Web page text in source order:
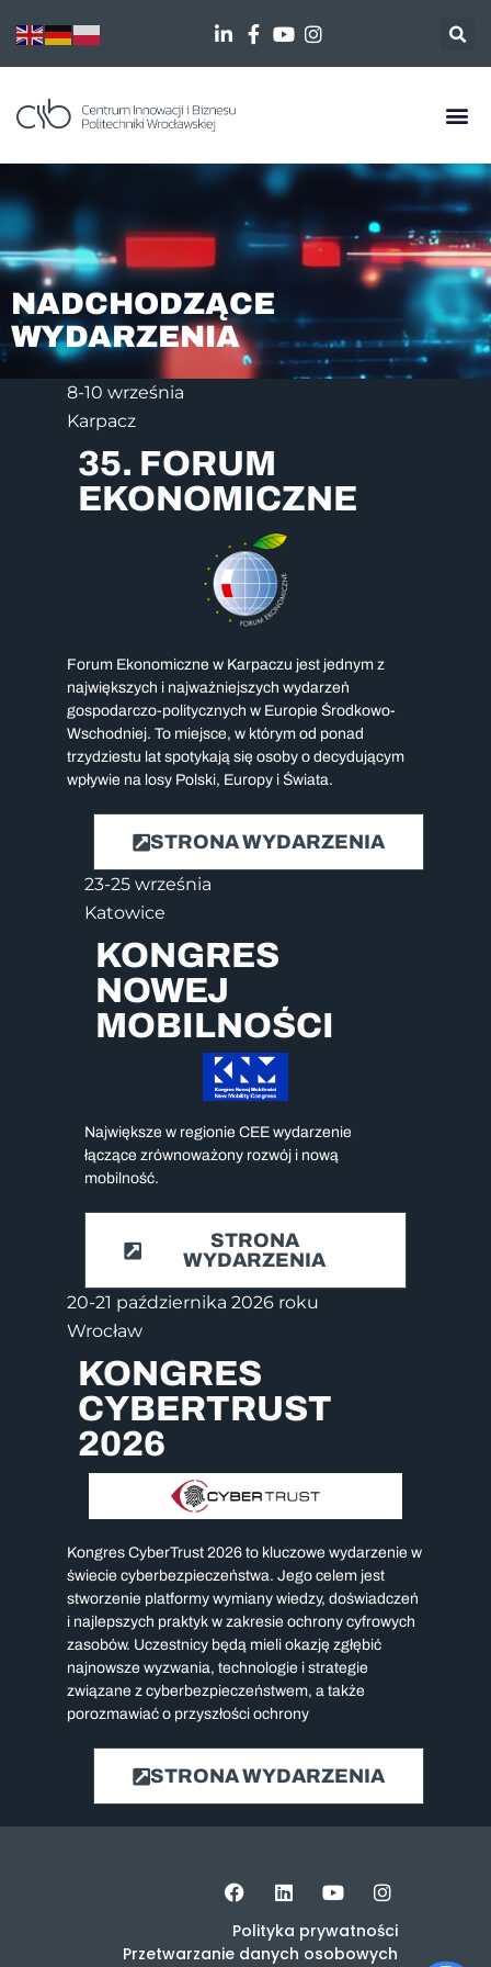
NADCHODZĄCE
WYDARZENIA
8-10 września
Karpacz
35. FORUM
EKONOMICZNE
Forum Ekonomiczne w Karpaczu jest jednym z
największych i najważniejszych wydarzeń
gospodarczo-politycznych w Europie Środkowo-
Wschodniej. To miejsce, w którym od ponad
trzydziestu lat spotykają się osoby o decydującym
wpływie na losy Polski, Europy i Świata.
STRONA WYDARZENIA
23-25 września
Katowice
KONGRES
NOWEJ
MOBILNOŚCI
Największe w regionie CEE wydarzenie
łączące zrównoważony rozwój i nową
mobilność.
STRONA
WYDARZENIA
20-21 października 2026 roku
Wrocław
KONGRES
CYBERTRUST
2026
Kongres CyberTrust 2026 to kluczowe wydarzenie w
świecie cyberbezpieczeństwa. Jego celem jest
stworzenie platformy wymiany wiedzy, doświadczeń
i najlepszych praktyk w zakresie ochrony cyfrowych
zasobów. Uczestnicy będą mieli okazję zgłębić
najnowsze wyzwania, technologie i strategie
związane z cyberbezpieczeństwem, a także
porozmawiać o przyszłości ochrony
STRONA WYDARZENIA
Polityka prywatności
Przetwarzanie danych osobowych